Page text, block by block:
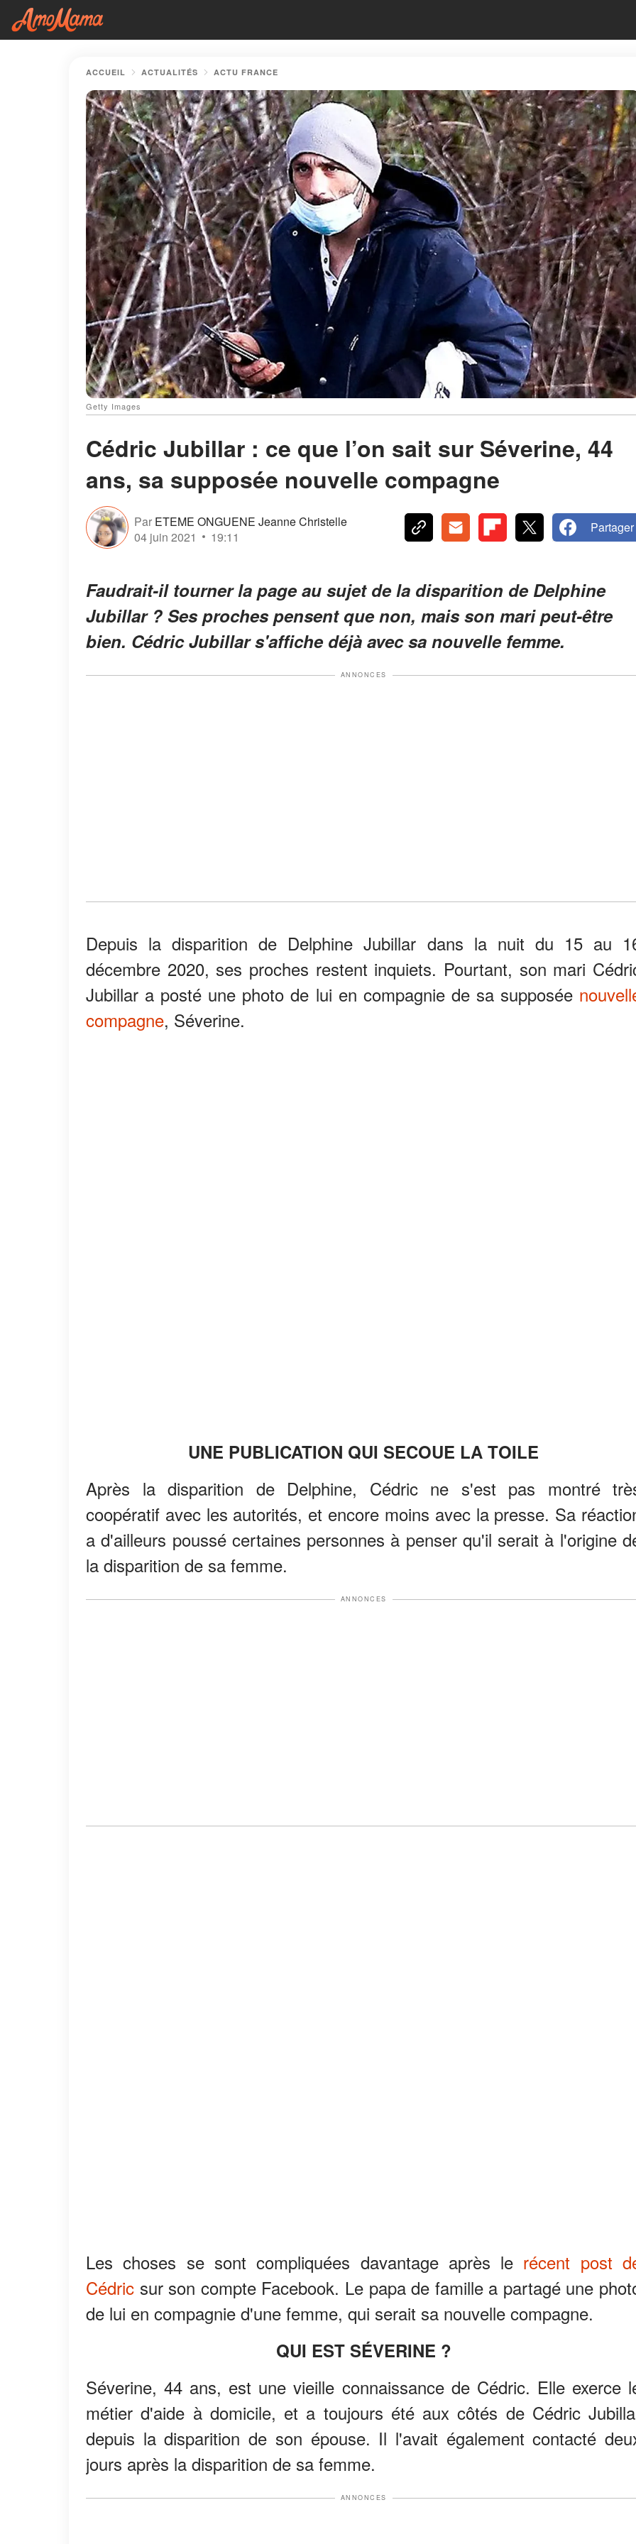
ACCUEIL ACTUALITÉS ACTU FRANCE
Getty Images
Cédric Jubillar : ce que l’on sait sur Séverine, 44
ans, sa supposée nouvelle compagne
Par ETEME ONGUENE Jeanne Christelle
04 juin 2021
19:11
Partager
Faudrait-il tourner la page au sujet de la disparition de Delphine
Jubillar ? Ses proches pensent que non, mais son mari peut-être
bien. Cédric Jubillar s'affiche déjà avec sa nouvelle femme.
ANNONCES
Depuis la disparition de Delphine Jubillar dans la nuit du 15 au
décembre 2020, ses proches restent inquiets. Pourtant, son mari
Jubillar a posté une photo de lui en compagnie de sa supposée
compagne, Séverine.
UNE PUBLICATION QUI SECOUE LA TOILE
Après la disparition de Delphine, Cédric ne s'est pas montré
coopératif avec les autorités, et encore moins avec la presse. Sa
a d'ailleurs poussé certaines personnes à penser qu'il serait à l'origine
la disparition de sa femme.
ANNONCES
Les choses se sont compliquées davantage après le récent post
Cédric sur son compte Facebook. Le papa de famille a partagé une
de lui en compagnie d'une femme, qui serait sa nouvelle compagne.
QUI EST SÉVERINE ?
Séverine, 44 ans, est une vieille connaissance de Cédric. Elle exerce
métier d'aide à domicile, et a toujours été aux côtés de Cédric
depuis la disparition de son épouse. Il l'avait également contacté
jours après la disparition de sa femme.
ANNONCES